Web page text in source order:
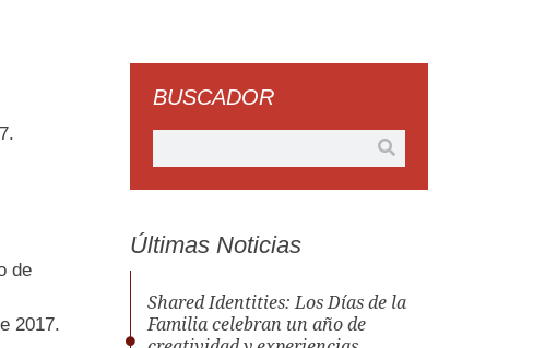
de
2017.
BUSCADOR
Últimas Noticias
Shared Identities: Los Días de la
Familia celebran un año de